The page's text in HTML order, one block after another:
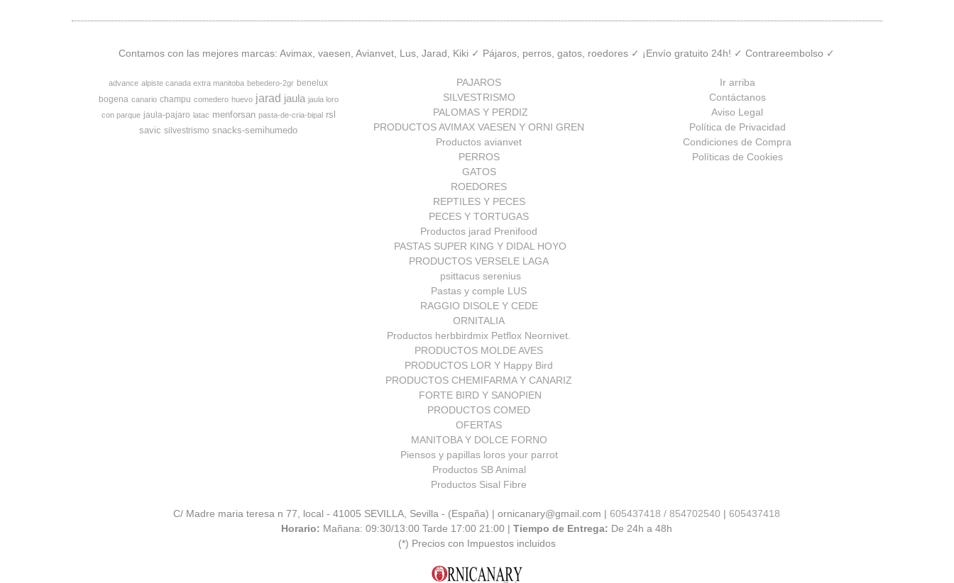
Contamos con las mejores marcas: Avimax, vaesen, Avianvet, Lus, Jarad, Kiki ✓ Pájaros, perros, gatos, roedores ✓ ¡Envío gratuito 24h! ✓ Contrareembolso ✓
advance alpiste canada extra manitoba bebedero-2gr benelux
bogena canario champu comedero huevo jarad jaula jaula loro
con parque jaula-pajaro latac menforsan pasta-de-cria-bipal rsl
savic silvestrismo snacks-semihumedo
PAJAROS
SILVESTRISMO
PALOMAS Y PERDIZ
PRODUCTOS AVIMAX VAESEN Y ORNI GREN
Productos avianvet
PERROS
GATOS
ROEDORES
REPTILES Y PECES
PECES Y TORTUGAS
Productos jarad Prenifood
PASTAS SUPER KING Y DIDAL HOYO
PRODUCTOS VERSELE LAGA
psittacus serenius
Pastas y comple LUS
RAGGIO DISOLE Y CEDE
ORNITALIA
Productos herbbirdmix Petflox Neornivet.
PRODUCTOS MOLDE AVES
PRODUCTOS LOR Y Happy Bird
PRODUCTOS CHEMIFARMA Y CANARIZ
FORTE BIRD Y SANOPIEN
PRODUCTOS COMED
OFERTAS
MANITOBA Y DOLCE FORNO
Piensos y papillas loros your parrot
Productos SB Animal
Productos Sisal Fibre
Ir arriba
Contáctanos
Aviso Legal
Política de Privacidad
Condiciones de Compra
Políticas de Cookies
C/ Madre maria teresa n 77, local - 41005 SEVILLA, Sevilla - (España) | ornicanary@gmail.com |605437418 / 854702540 |605437418
Horario: Mañana: 09:30/13:00 Tarde 17:00 21:00 |Tiempo de Entrega: De 24h a 48h
(*) Precios con Impuestos incluidos